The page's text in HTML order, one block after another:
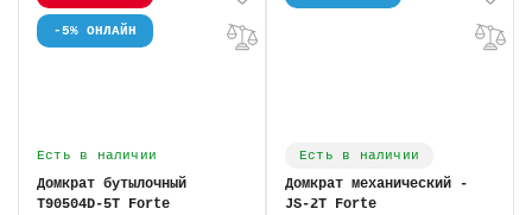
-5% ОНЛАЙН
Есть в наличии
Домкрат бутылочный
T90504D-5T Forte
Есть в наличии
Домкрат механический -
JS-2T Forte